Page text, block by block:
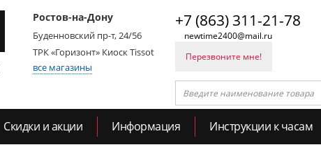
Ростов-на-Дону
Буденновский пр-т, 24/56
ТРК «Горизонт» Киоск Tissot
все магазины
+7 (863) 311-21-78
newtime2400@mail.ru
Перезвоните мне!
Скидки и акции Информация Инструкции к часам